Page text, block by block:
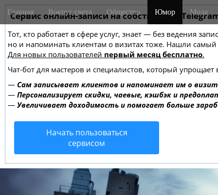
Сервис онлайн-записи на собственном
Тот, кто работает в сфере услуг, знает — без ведения
но и напоминать клиентам о визитах тоже. Нашли
Для новых пользователей первый месяц бесплатно.
Чат-бот для мастеров и специалистов, который упрощает
— Сам записывает клиентов и напоминает им о
— Персонализирует скидки, чаевые, кэшбэк и
— Увеличивает доходимость и помогает больше
Начать пользоваться
сервисом
M
a
n
m
e
n
u
i
Главная Вокруг света Общество Юмор Мода